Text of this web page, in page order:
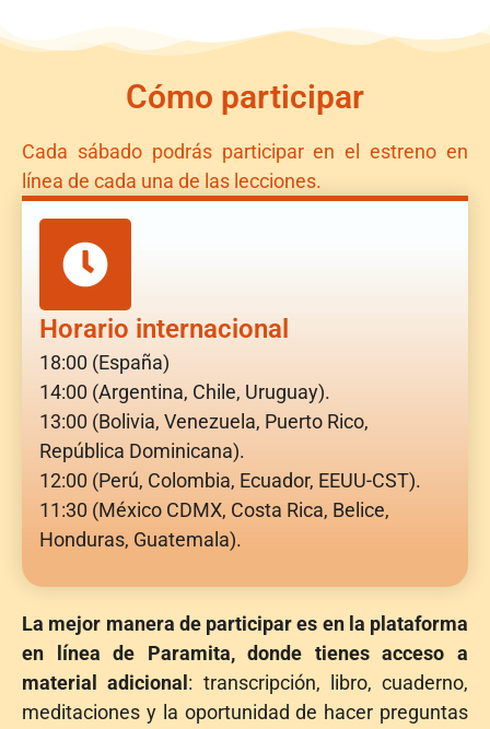
Cómo participar
Cada sábado podrás participar en el estreno en
línea de cada una de las lecciones.
Horario internacional
18:00 (España)
14:00 (Argentina, Chile, Uruguay).
13:00 (Bolivia, Venezuela, Puerto Rico,
República Dominicana).
12:00 (Perú, Colombia, Ecuador, EEUU-CST).
11:30 (México CDMX, Costa Rica, Belice,
Honduras, Guatemala).
La mejor manera de participar es en la plataforma
en línea de Paramita, donde tienes acceso a
material adicional : transcripción, libro, cuaderno,
meditaciones y la oportunidad de hacer preguntas